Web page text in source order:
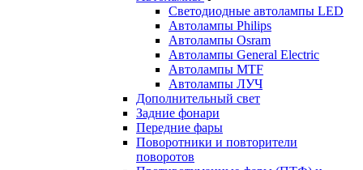
Светодиодные автолампы LED
Автолампы Philips
Автолампы Osram
Автолампы General Electric
Автолампы MTF
Автолампы ЛУЧ
Дополнительный свет
Задние фонари
Передние фары
Поворотники и повторители
поворотов